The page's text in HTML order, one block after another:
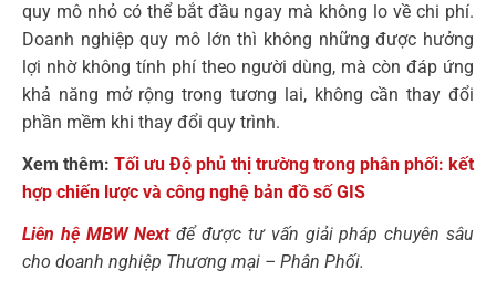
quy mô nhỏ có thể bắt đầu ngay mà không lo về chi phí.
Doanh nghiệp quy mô lớn thì không những được hưởng
lợi nhờ không tính phí theo người dùng, mà còn đáp ứng
khả năng mở rộng trong tương lai, không cần thay đổi
phần mềm khi thay đổi quy trình.
Xem thêm: Tối ưu Độ phủ thị trường trong phân phối: kết
hợp chiến lược và công nghệ bản đồ số GIS
Liên hệ MBW Nextđể được tư vấn giải pháp chuyên sâu
cho doanh nghiệp Thương mại – Phân Phối.